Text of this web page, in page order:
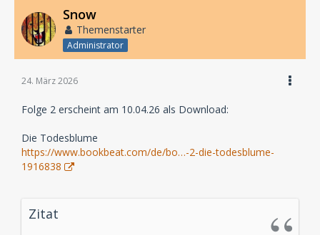
Snow
Themenstarter
Administrator
24. März 2026
Folge 2 erscheint am 10.04.26 als Download:
Die Todesblume
https://www.bookbeat.com/de/bo…-2-die-todesblume-
1916838
Zitat